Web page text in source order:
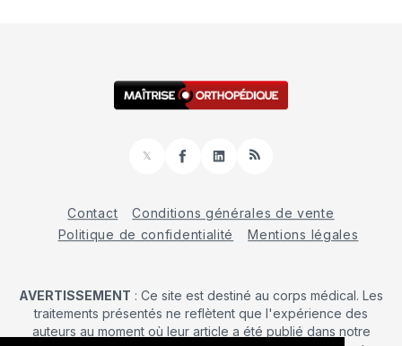
𝕏
FacebookLinkedInRSS
Contact
Conditions générales de vente
Politique de confidentialité
Mentions légales
AVERTISSEMENT : Ce site est destiné au corps médical. Les
traitements présentés ne reflètent que l'expérience des
auteurs au moment où leur article a été publié dans notre